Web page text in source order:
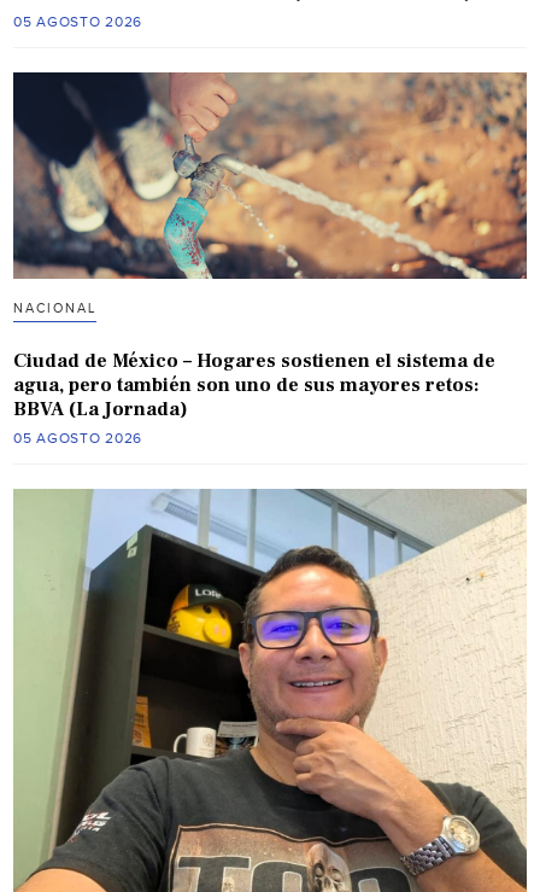
05 AGOSTO 2026
NACIONAL
Ciudad de México – Hogares sostienen el sistema de
agua, pero también son uno de sus mayores retos:
BBVA (La Jornada)
05 AGOSTO 2026